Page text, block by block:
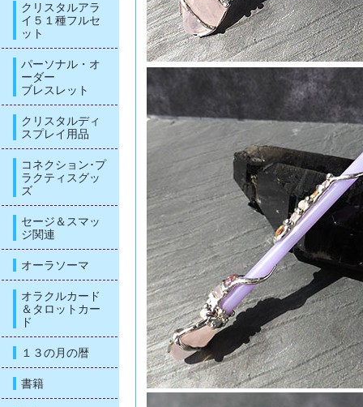
クリスタルアラ
イ５１種フルセ
ット
パーソナル・オ
ーダー
ブレスレット
クリスタルディ
スプレイ用品
コネクション･プ
ラクティスグッ
ズ
セージ＆スマッ
ジ関連
オーラソーマ
オラクルカード
＆タロットカー
ド
１３の月の暦
書籍